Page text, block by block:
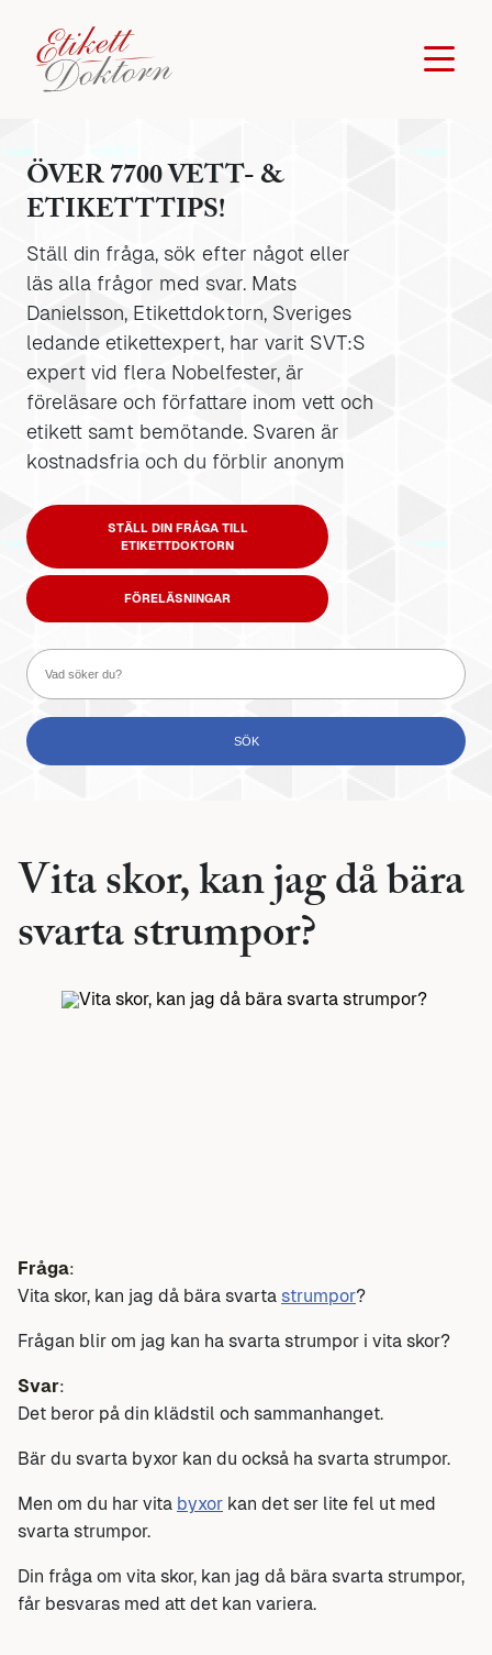
ÖVER 7700 VETT- &
ETIKETTTIPS!
Ställ din fråga, sök efter något eller
läs alla frågor med svar. Mats
Danielsson, Etikettdoktorn, Sveriges
ledande etikettexpert, har varit SVT:S
expert vid flera Nobelfester, är
föreläsare och författare inom vett och
etikett samt bemötande. Svaren är
kostnadsfria och du förblir anonym
STÄLL DIN FRÅGA TILL
ETIKETTDOKTORN
FÖRELÄSNINGAR
Vita skor, kan jag då bära
svarta strumpor?
Fråga:
Vita skor, kan jag då bära svarta strumpor?
Frågan blir om jag kan ha svarta strumpor i vita skor?
Svar:
Det beror på din klädstil och sammanhanget.
Bär du svarta byxor kan du också ha svarta strumpor.
Men om du har vita byxor kan det ser lite fel ut med
svarta strumpor.
Din fråga om vita skor, kan jag då bära svarta strumpor,
får besvaras med att det kan variera.